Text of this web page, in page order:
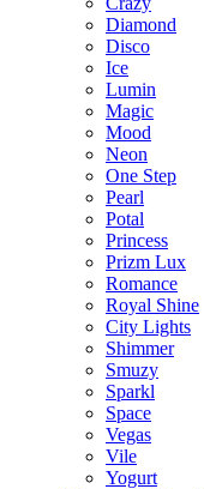
Diamond
Disco
Ice
Lumin
Magic
Mood
Neon
One Step
Pearl
Potal
Princess
Prizm Lux
Romance
Royal Shine
City Lights
Shimmer
Smuzy
Sparkl
Space
Vegas
Vile
Yogurt